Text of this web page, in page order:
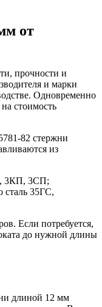
от
прочности и
и марки
Одновременно
стоимость
82 стержни
из
3КП, 3СП;
сталь 35ГС,
Если потребуется,
до нужной длины
длиной 12 мм